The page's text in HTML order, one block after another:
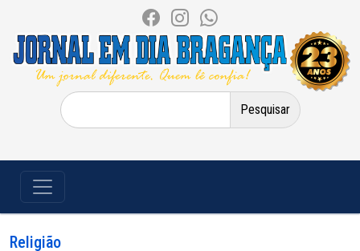
Pesquisar
por:
Religião